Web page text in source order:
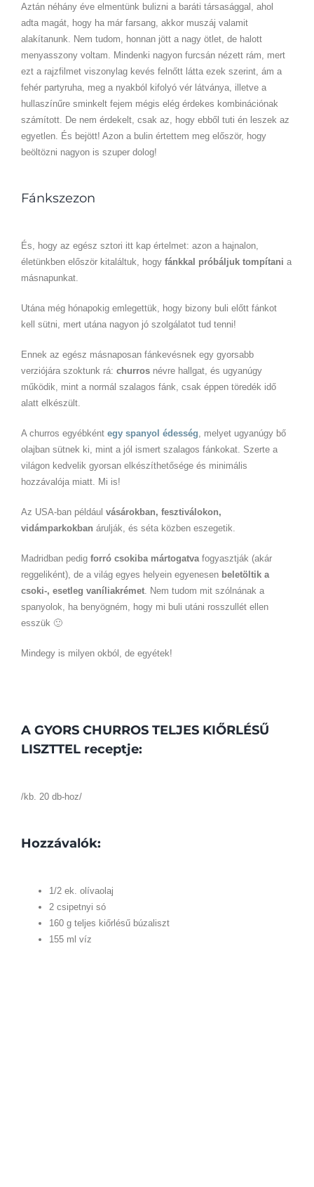
Aztán néhány éve elmentünk bulizni a baráti társasággal, ahol
adta magát, hogy ha már farsang, akkor muszáj valamit
alakítanunk. Nem tudom, honnan jött a nagy ötlet, de halott
menyasszony voltam. Mindenki nagyon furcsán nézett rám, mert
ezt a rajzfilmet viszonylag kevés felnőtt látta ezek szerint, ám a
fehér partyruha, meg a nyakból kifolyó vér látványa, illetve a
hullaszínűre sminkelt fejem mégis elég érdekes kombinációnak
számított. De nem érdekelt, csak az, hogy ebből tuti én leszek az
egyetlen. És bejött! Azon a bulin értettem meg először, hogy
beöltözni nagyon is szuper dolog!
Fánkszezon
És, hogy az egész sztori itt kap értelmet: azon a hajnalon,
életünkben először kitaláltuk, hogy fánkkal próbáljuk tompítani a
másnapunkat.
Utána még hónapokig emlegettük, hogy bizony buli előtt fánkot
kell sütni, mert utána nagyon jó szolgálatot tud tenni!
Ennek az egész másnaposan fánkevésnek egy gyorsabb
verziójára szoktunk rá: churrosnévre hallgat, és ugyanúgy
működik, mint a normál szalagos fánk, csak éppen töredék idő
alatt elkészült.
A churros egyébkéntegy spanyol édesség, melyet ugyanúgy bő
olajban sütnek ki, mint a jól ismert szalagos fánkokat. Szerte a
világon kedvelik gyorsan elkészíthetősége és minimális
hozzávalója miatt. Mi is!
Az USA-ban például vásárokban, fesztiválokon,
vidámparkokban árulják, és séta közben eszegetik.
Madridban pedigforró csokiba mártogatvafogyasztják (akár
reggeliként), de a világ egyes helyein egyenesen beletöltik a
csoki-, esetleg vaníliakrémet. Nem tudom mit szólnának a
spanyolok, ha benyögném, hogy mi buli utáni rosszullét ellen
esszük 🙂
Mindegy is milyen okból, de egyétek!
A GYORS CHURROS TELJES KIŐRLÉSŰ
LISZTTEL receptje:
/kb. 20 db-hoz/
Hozzávalók:
1/2 ek. olívaolaj
2 csipetnyi só
160 g teljes kiőrlésű búzaliszt
155 ml víz